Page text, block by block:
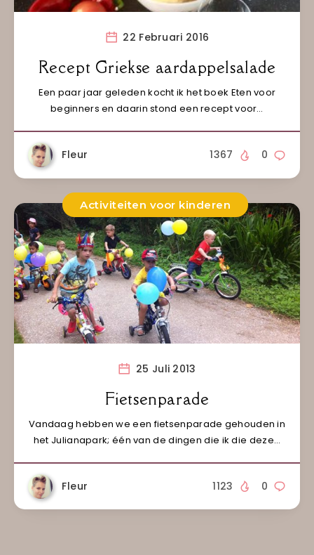
22 Februari 2016
Recept Griekse aardappelsalade
Een paar jaar geleden kocht ik het boek Eten voor
beginners en daarin stond een recept voor…
Fleur 0
1367
Activiteiten voor kinderen
25 Juli 2013
Fietsenparade
Vandaag hebben we een fietsenparade gehouden in
het Julianapark; één van de dingen die ik die deze…
Fleur 0
1123